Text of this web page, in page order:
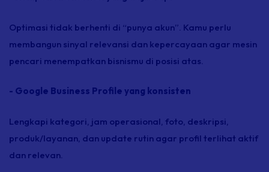
Optimasi tidak berhenti di “punya akun”. Kamu perlu
membangun sinyal relevansi dan kepercayaan agar mesin
pencari menempatkan bisnismu di posisi atas.
- Google Business Profile yang konsisten
Lengkapi kategori, jam operasional, foto, deskripsi,
produk/layanan, dan update rutin agar profil terlihat aktif
dan relevan.